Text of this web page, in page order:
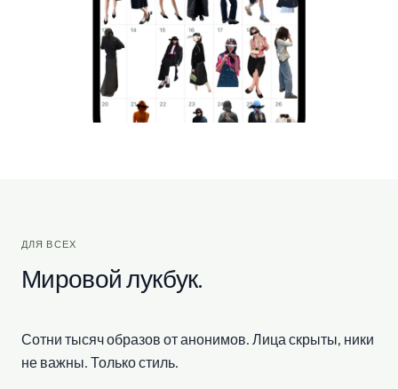
ДЛЯ ВСЕХ
Мировой лукбук.
Сотни тысяч образов от анонимов. Лица скрыты, ники
не важны. Только стиль.